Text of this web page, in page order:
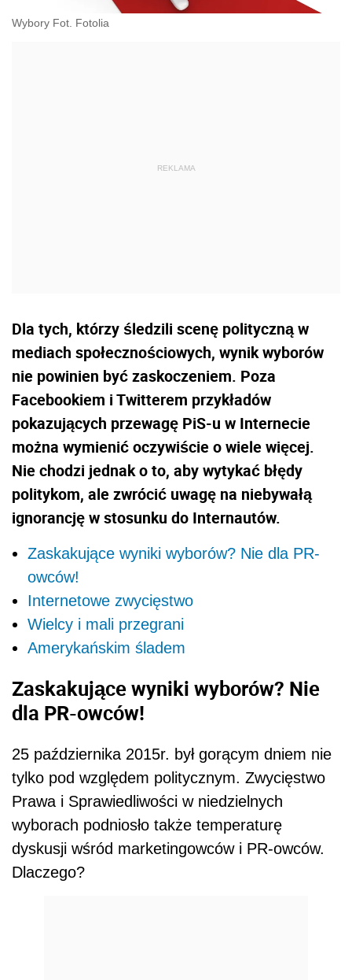
Wybory Fot. Fotolia
Dla tych, którzy śledzili scenę polityczną w
mediach społecznościowych, wynik wyborów
nie powinien być zaskoczeniem. Poza
Facebookiem i Twitterem przykładów
pokazujących przewagę PiS-u w Internecie
można wymienić oczywiście o wiele więcej.
Nie chodzi jednak o to, aby wytykać błędy
politykom, ale zwrócić uwagę na niebywałą
ignorancję w stosunku do Internautów.
Zaskakujące wyniki wyborów? Nie dla PR-
owców!
Internetowe zwycięstwo
Wielcy i mali przegrani
Amerykańskim śladem
Zaskakujące wyniki wyborów? Nie
dla PR-owców!
25 października 2015r. był gorącym dniem nie
tylko pod względem politycznym. Zwycięstwo
Prawa i Sprawiedliwości w niedzielnych
wyborach podniosło także temperaturę
dyskusji wśród marketingowców i PR-owców.
Dlaczego?